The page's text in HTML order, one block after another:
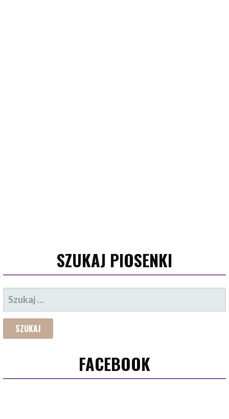
SZUKAJ PIOSENKI
SZUKAJ:
FACEBOOK